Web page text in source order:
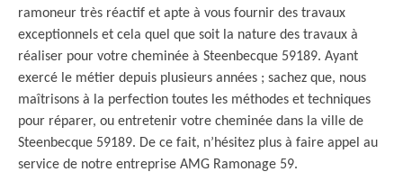
ramoneur très réactif et apte à vous fournir des travaux
exceptionnels et cela quel que soit la nature des travaux à
réaliser pour votre cheminée à Steenbecque 59189. Ayant
exercé le métier depuis plusieurs années ; sachez que, nous
maîtrisons à la perfection toutes les méthodes et techniques
pour réparer, ou entretenir votre cheminée dans la ville de
Steenbecque 59189. De ce fait, n’hésitez plus à faire appel au
service de notre entreprise AMG Ramonage 59.